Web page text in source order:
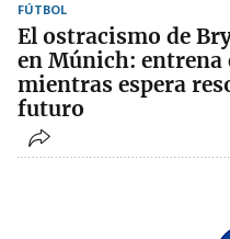
FÚTBOL
El ostracismo de
en Múnich:
mientras espera
futuro